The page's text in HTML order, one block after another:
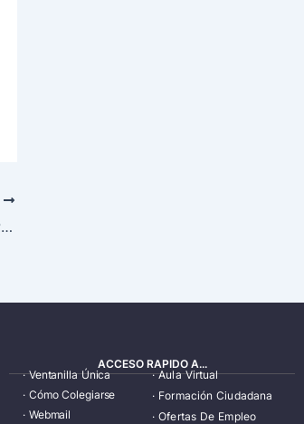
MÉDICO GENERAL PARA EUROPREVEN EN CÓRDOBA
ACCESO RAPIDO A...
·Ventanilla Única
· Cómo Colegiarse
· Webmail
·Aula Virtual
· Formación Ciudadana
·Ofertas De Empleo